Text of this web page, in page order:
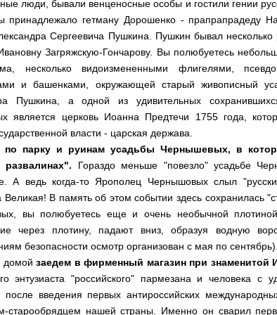
люди, бывали венценосные особы и гостили гении
принадлежало гетману Дорошенко - прапрапрадеду
Сергеевича Пушкина. Пушкин бывал
Загряжскую-Гончарову. Вы полюбуетесь
несколько видоизмененными флигелями,
и башенками, окружающей старый живописный
Пушкина, а одной из удивительных
является церковь Иоанна Предтечи 1755 года,
власти - царская держава.
по парку и руинам усадьбы Чернышевых, в
развалинах". Гораздо меньше "повезло" усадьбе
А ведь когда-то Ярополец Чернышовых слыл
Великая! В память об этом событии здесь сохранилась
вы полюбуетесь еще и очень необычной
через плотину, падают вниз, образуя водную
безопасности осмотр организован с мая по сентябрь).
домойзаедем в фирменный магазин при
энтузиаста "российского" пармезана и человека с
после введения первых антироссийских
старообрядцем нашей страны. Именно он сварил